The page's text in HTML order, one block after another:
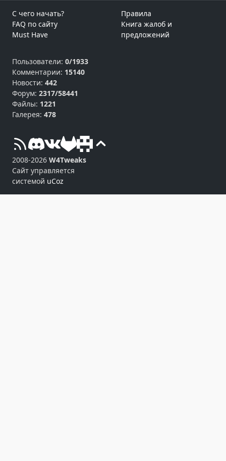
С чего начать?
FAQ по сайту
Must Have
Правила
Книга жалоб и
предложений
Пользователи: 0/1933
Комментарии: 15140
Новости: 442
Форум: 2317/58441
Файлы: 1221
Галерея: 478
2008-2026 W4Tweaks
Сайт управляется
системой uCoz